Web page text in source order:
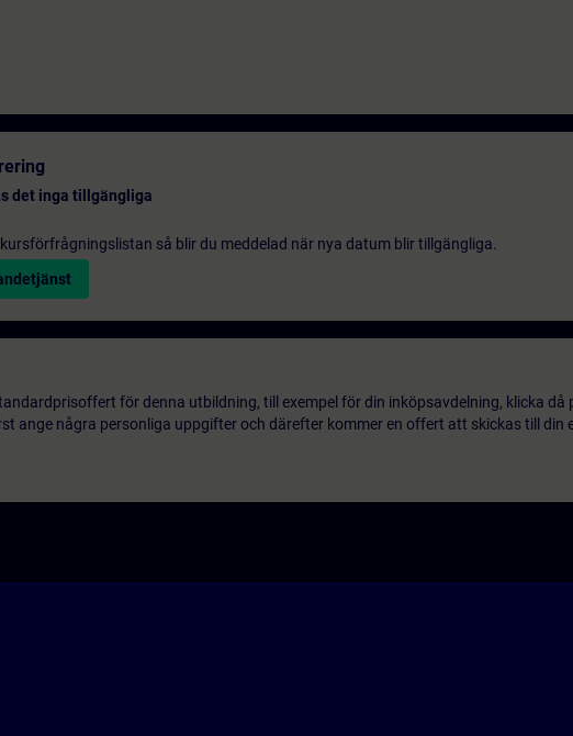
det inga tillgängliga
så blir du meddelad när nya datum blir tillgängliga.
för denna utbildning, till exempel för din inköpsavdelning, klicka då
ange några personliga uppgifter och därefter kommer en offert att skickas till din